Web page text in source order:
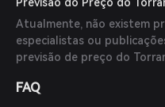
Atualmente, não existem
especialistas ou
previsão de preço do
FAQ